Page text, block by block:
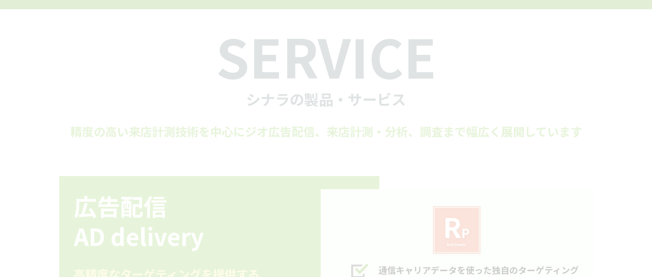
SERVICE
シナラの製品・サービス
精度の高い来店計測技術を中心にジオ広告配信、来店計測・分析、調査まで幅広く展開しています
広告配信
AD delivery
通信キャリアデータを使った独自のターゲティング